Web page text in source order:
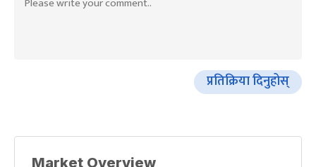
प्रतिक्रिया दिनुहोस्